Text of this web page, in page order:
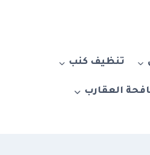
تنظيف كنب
العقارب